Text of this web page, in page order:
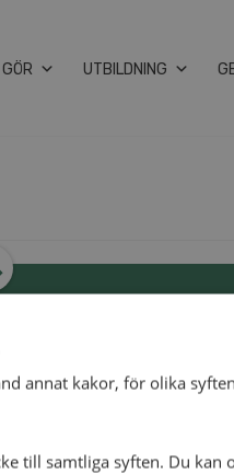
UTBILDNING
annat kakor, för olika
till samtliga syften. Du kan